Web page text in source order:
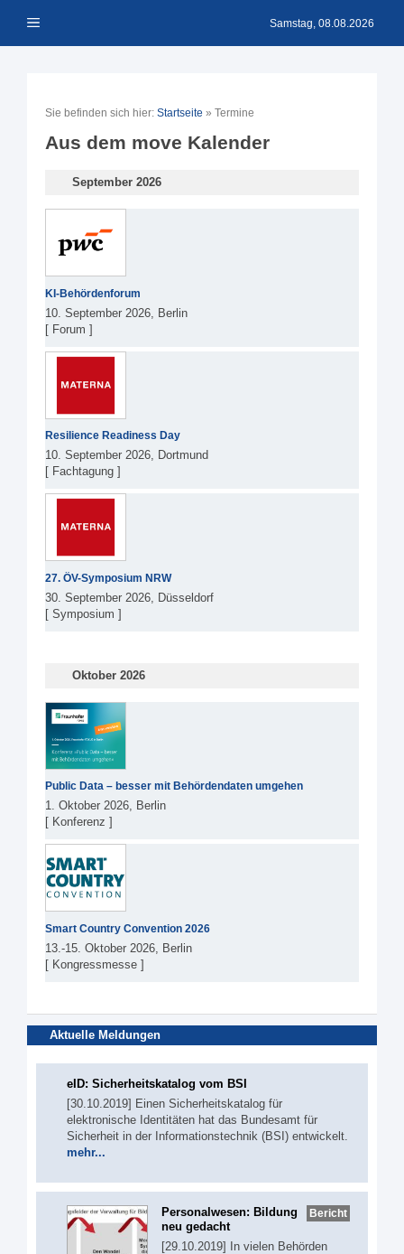
Inhalt Menü Samstag, 08.08.2026
Sie befinden sich hier: Startseite » Termine
Aus dem move Kalender
September 2026
KI-Behördenforum
10. September 2026, Berlin
[ Forum ]
Resilience Readiness Day
10. September 2026, Dortmund
[ Fachtagung ]
27. ÖV-Symposium NRW
30. September 2026, Düsseldorf
[ Symposium ]
Oktober 2026
Public Data – besser mit Behördendaten umgehen
1. Oktober 2026, Berlin
[ Konferenz ]
Smart Country Convention 2026
13.-15. Oktober 2026, Berlin
[ Kongressmesse ]
Aktuelle Meldungen
eID: Sicherheitskatalog vom BSI
[30.10.2019] Einen Sicherheitskatalog für
elektronische Identitäten hat das Bundesamt für
Sicherheit in der Informationstechnik (BSI) entwickelt.
mehr...
Bericht
Personalwesen: Bildung
neu gedacht
[29.10.2019] In vielen Behörden